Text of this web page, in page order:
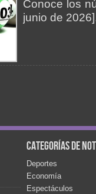
Conoce los
junio de
Categorías de
Deportes
Economía
Espectáculos